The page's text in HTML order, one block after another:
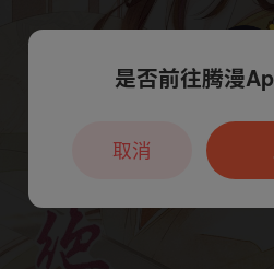
本章节仅支持App阅读
户7天免
是否前往腾漫
取消